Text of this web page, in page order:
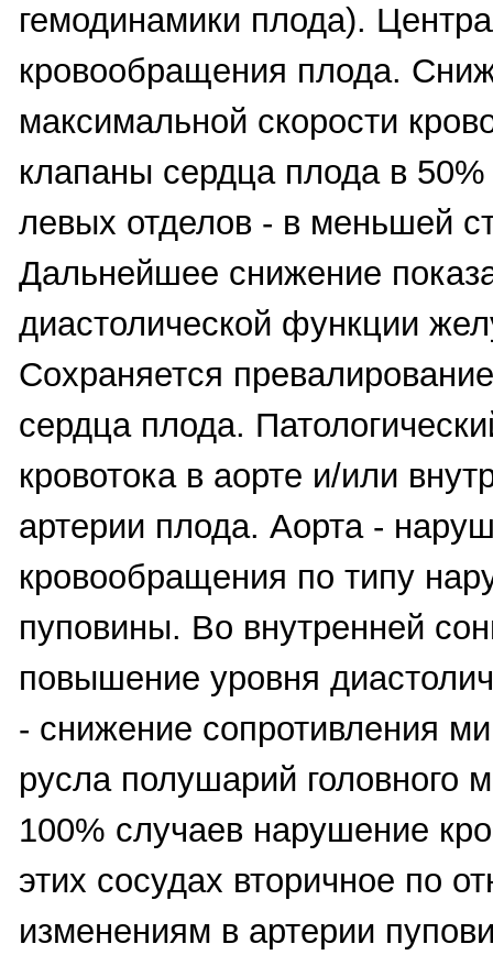
гемодинамики плода).
кровообращения плода.
максимальной скорости
клапаны сердца плода в
левых отделов - в меньшей
Дальнейшее снижение
диастолической функции
Сохраняется
сердца плода.
кровотока в аорте и/или
артерии плода. Аорта -
кровообращения по типу
пуповины. Во внутренней
повышение уровня
- снижение сопротивления
русла полушарий головного
100% случаев нарушение
этих сосудах вторичное по
изменениям в артерии